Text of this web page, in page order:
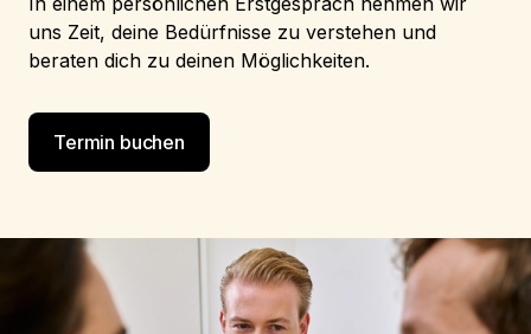
uns Zeit, deine Bedürfnisse zu verstehen und
beraten dich zu deinen Möglichkeiten.
Termin buchen